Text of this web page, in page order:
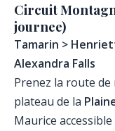
Circuit
journee)
Tamarin >
Alexandra Falls
Prenez la route
plateau de la
Maurice